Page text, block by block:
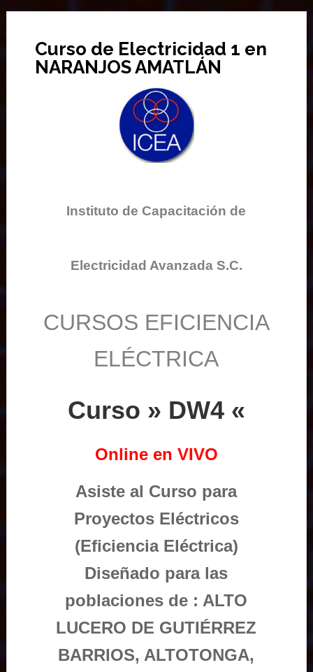
Curso de Electricidad 1 en
NARANJOS AMATLÁN
Instituto de Capacitación de
Electricidad Avanzada S.C.
CURSOS EFICIENCIA
ELÉCTRICA
Curso » DW4 «
Online en VIVO
Asiste al Curso para
Proyectos Eléctricos
(Eficiencia Eléctrica)
Diseñado para las
poblaciones de : ALTO
LUCERO DE GUTIÉRREZ
BARRIOS, ALTOTONGA,